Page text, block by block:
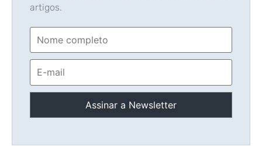
artigos.